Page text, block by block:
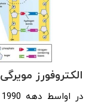
الکتروفورز مویرگی